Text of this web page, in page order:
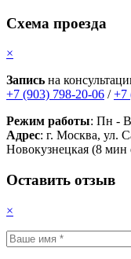
Схема проезда
×
Запись на
+7 (903) 798-20-06 /+7
Режим работы: Пн -
Адрес: г. Москва, ул.
Новокузнецкая (8 мин
Оставить отзыв
×